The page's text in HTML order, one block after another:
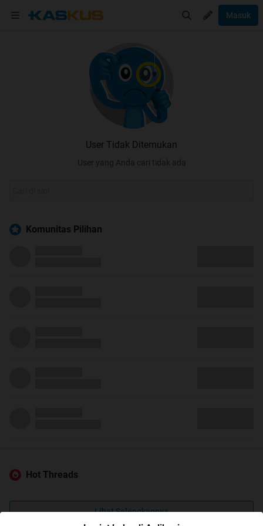
Masuk
User Tidak Ditemukan
User yang Anda cari tidak ada
Komunitas Pilihan
Hot Threads
Lihat Selengkapnya